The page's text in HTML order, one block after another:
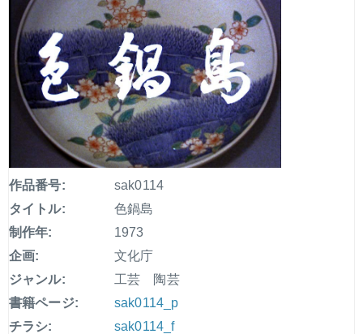
作品番号:
sak0114
タイトル:
色鍋島
制作年:
1973
企画:
文化庁
ジャンル:
工芸 陶芸
書籍ページ:
sak0114_p
チラシ:
sak0114_f